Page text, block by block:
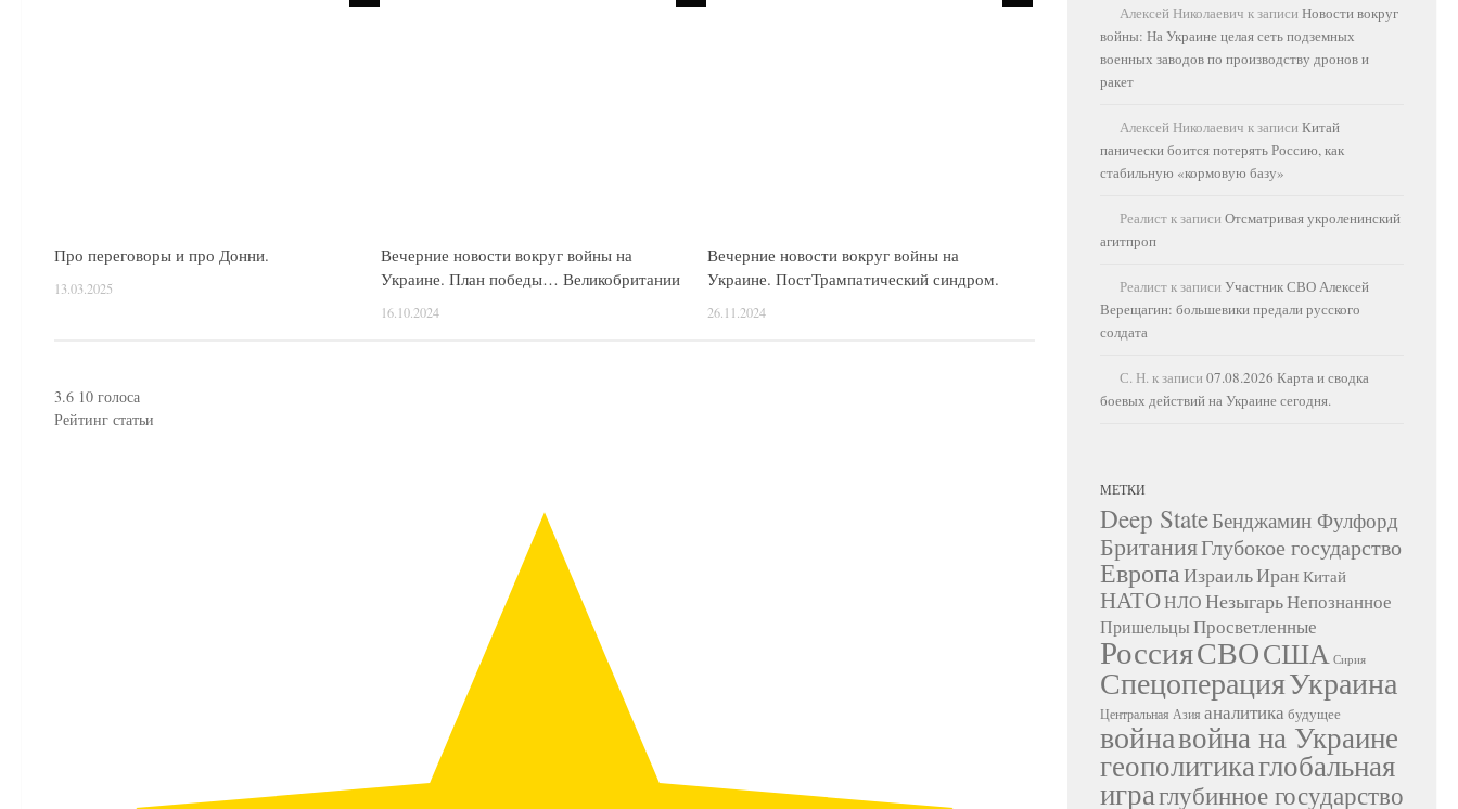
Про переговоры и про Донни.
13.03.2025
Вечерние новости вокруг войны на
Украине. План победы… Великобритании
16.10.2024
Вечерние новости вокруг войны на
Украине. ПостТрампатический синдром.
26.11.2024
3.6 10 голоса
Рейтинг статьи
Алексей Николаевич к записи Новости вокруг
войны: На Украине целая сеть подземных
военных заводов по производству дронов и
ракет
Алексей Николаевич к записи Китай
панически боится потерять Россию, как
стабильную «кормовую базу»
Реалистк записи Отсматривая укроленинский
агитпроп
Реалистк записи Участник СВО Алексей
Верещагин: большевики предали русского
солдата
С. Н. к записи 07.08.2026 Карта и сводка
боевых действий на Украине сегодня.
МЕТКИ
Deep StateБенджамин Фулфорд
БританияГлубокое государство
ЕвропаИзраильИран Китай
НАТОНЛОНезыгарьНепознанное
ПришельцыПросветленные
РоссияСВОСША Сирия
СпецоперацияУкраина
Центральная Азия аналитика будущее
войнавойна на Украине
геополитикаглобальная
играглубинное государство